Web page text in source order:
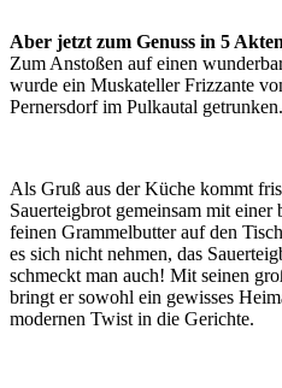
Aber jetzt zum Genuss in 5 Akten
Zum Anstoßen auf einen
wurde ein Muskateller Frizzante
Pernersdorf im Pulkautal
Als Gruß aus der Küche kommt
Sauerteigbrot gemeinsam mit einer
feinen Grammelbutter auf den
es sich nicht nehmen, das
schmeckt man auch! Mit seinen
bringt er sowohl ein gewisses
modernen Twist in die Gerichte.